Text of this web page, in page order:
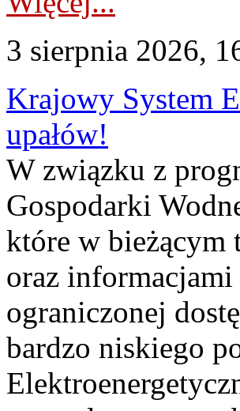
3 sierpnia 2026,
Krajowy System
upałów!
W związku z
Gospodarki
które w bieżącym
oraz
ograniczonej
bardzo niskiego